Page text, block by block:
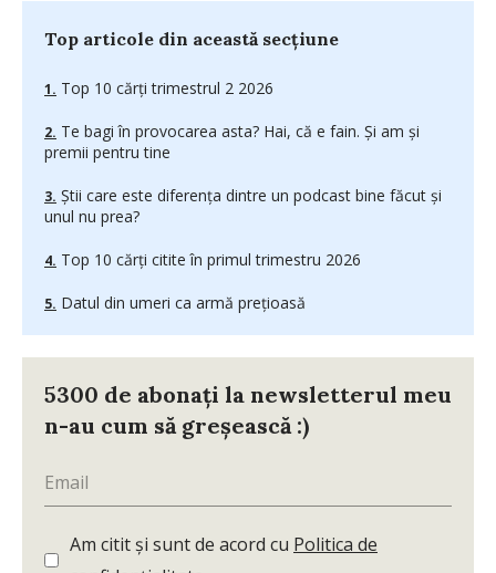
Top articole din această secțiune
Top 10 cărți trimestrul 2 2026
Te bagi în provocarea asta? Hai, că e fain. Și am și
premii pentru tine
Știi care este diferența dintre un podcast bine făcut și
unul nu prea?
Top 10 cărți citite în primul trimestru 2026
Datul din umeri ca armă prețioasă
5300 de abonați la newsletterul meu
n-au cum să greșească :)
Am citit și sunt de acord cu Politica de